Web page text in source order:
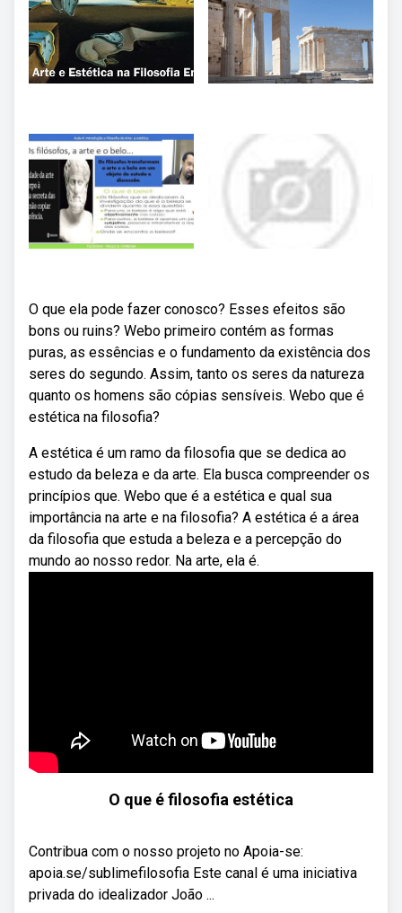
O que ela pode fazer conosco? Esses efeitos são
bons ou ruins? Webo primeiro contém as formas
puras, as essências e o fundamento da existência dos
seres do segundo. Assim, tanto os seres da natureza
quanto os homens são cópias sensíveis. Webo que é
estética na filosofia?
A estética é um ramo da filosofia que se dedica ao
estudo da beleza e da arte. Ela busca compreender os
princípios que. Webo que é a estética e qual sua
importância na arte e na filosofia? A estética é a área
da filosofia que estuda a beleza e a percepção do
mundo ao nosso redor. Na arte, ela é.
O que é filosofia estética
Contribua com o nosso projeto no Apoia-se:
apoia.se/sublimefilosofia Este canal é uma iniciativa
privada do idealizador João ...